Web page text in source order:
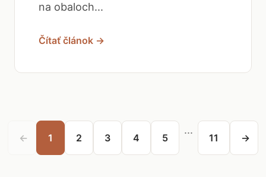
na obaloch...
Čítať článok →
← 1 2 3 4 5
...
11 →